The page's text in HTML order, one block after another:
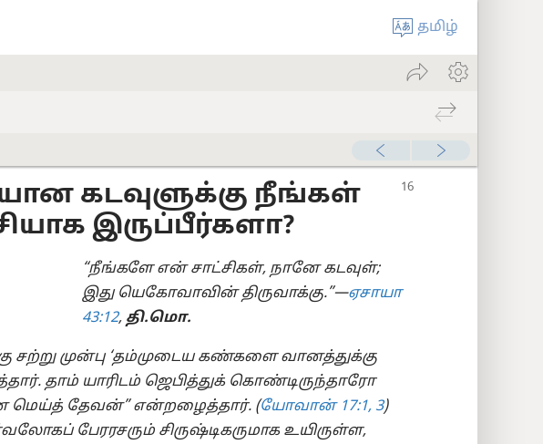
தமிழ்
கடவுளுக்கு நீங்கள்
இருப்பீர்களா?
“நீங்களே என் சாட்சிகள், நானே கடவுள்;
இது யெகோவாவின் திருவாக்கு.”—ஏசாயா
43:12, தி.மொ.
சற்று முன்பு ‘தம்முடைய கண்களை வானத்துக்கு
தாம் யாரிடம் ஜெபித்துக் கொண்டிருந்தாரோ
தேவன்” என்றழைத்தார். (யோவான் 17:1, 3)
பேரரசரும் சிருஷ்டிகருமாக உயிருள்ள,